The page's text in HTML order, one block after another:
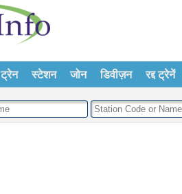
ट्रेन स्टेशन जोन डिवीज़न रद्द ट्रेनें